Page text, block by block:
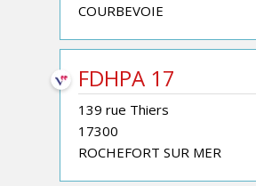
COURBEVOIE
FDHPA 17
139 rue Thiers
17300
ROCHEFORT SUR MER